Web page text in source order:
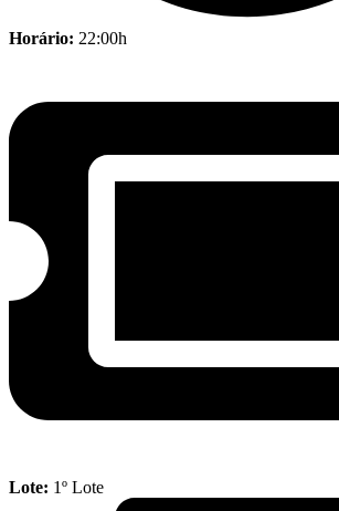
Horário: 22:00h
Lote: 1º Lote